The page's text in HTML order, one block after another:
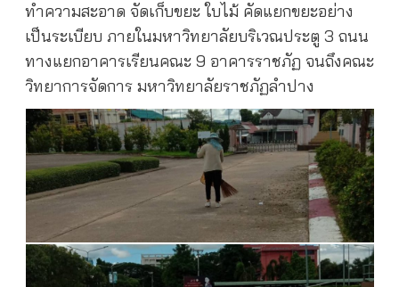
ทำความสะอาด จัดเก็บขยะ ใบไม้ คัดแยกขยะอย่าง
เป็นระเบียบ ภายในมหาวิทยาลัยบริเวณประตู 3 ถนน
ทางแยกอาคารเรียนคณะ 9 อาคารราชภัฏ จนถึงคณะ
วิทยาการจัดการ มหาวิทยาลัยราชภัฏลำปาง